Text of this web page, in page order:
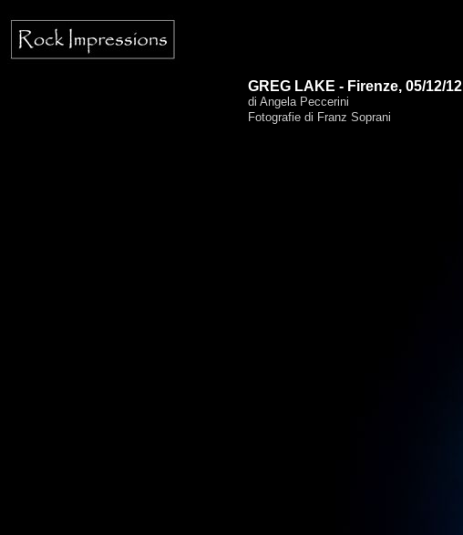
GREG LAKE - Firenze, 05/12/12
di Angela Peccerini
Fotografie di Franz Soprani